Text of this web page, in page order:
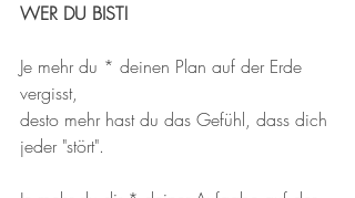
WER DU BIST!
Je mehr du * deinen Plan auf der Erde
vergisst,
desto mehr hast du das Gefühl, dass dich
jeder "stört".